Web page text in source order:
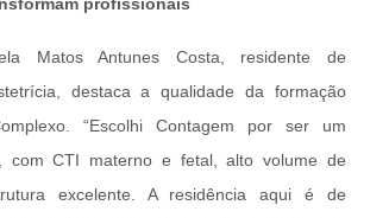
Matos Antunes Costa, residente de
destaca a qualidade da formação
“Escolhi Contagem por ser um
com CTI materno e fetal, alto volume de
excelente. A residência aqui é de